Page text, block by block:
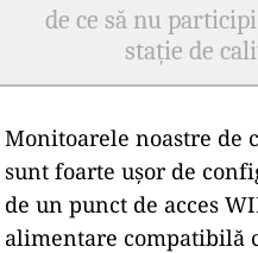
de ce să nu
stație de
Monitoarele noastre de
sunt foarte ușor de
de un punct de acces
alimentare compatibilă